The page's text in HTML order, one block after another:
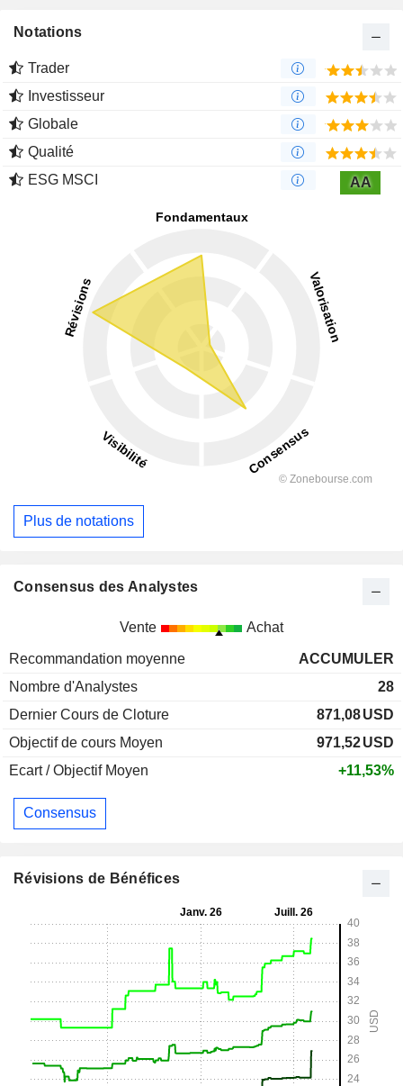
Notations
Trader
Investisseur
Globale
Qualité
ESG MSCI
AA
Plus de notations
Consensus des Analystes
Vente Achat
Recommandation moyenne
ACCUMULER
Nombre d'Analystes
28
Dernier Cours de Cloture
871,08USD
Objectif de cours Moyen
971,52USD
Ecart / Objectif Moyen
+11,53%
Consensus
Révisions de Bénéfices